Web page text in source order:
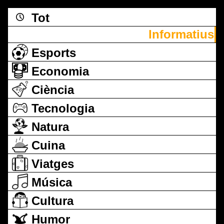
Tot
Informatius
Esports
Economia
Ciència
Tecnologia
Natura
Cuina
Viatges
Música
Cultura
Humor